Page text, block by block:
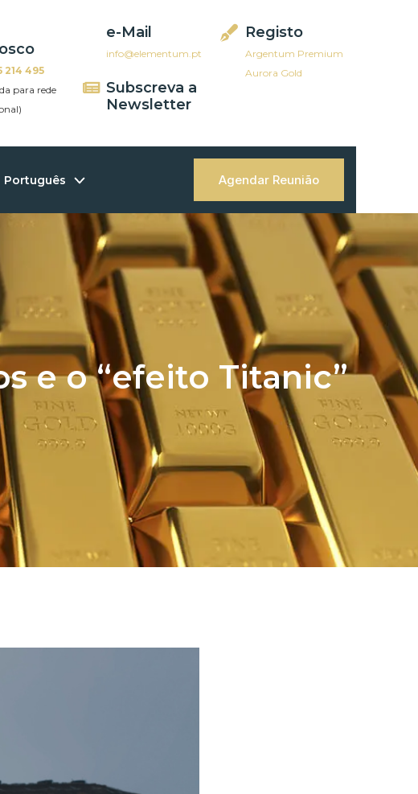
214 495
para rede
e-Mail
info@elementum.pt
Subscreva a
Newsletter
Registo
Argentum Premium
Aurora Gold
Português Agendar Reunião
e o “efeito Titanic”